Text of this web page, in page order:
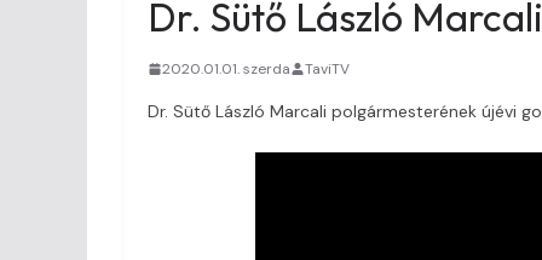
Dr. Sütő László
2020.01.01. szerda TaviTV
Dr. Sütő László Marcali polgármesterének újévi